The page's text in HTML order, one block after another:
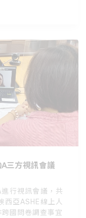
三方視訊會議
行視訊會議，共
西亞ASHE線上人
國問卷調查事宜